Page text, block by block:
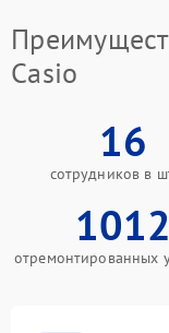
Casio
16
сотрудников в
1012
отремонтированных